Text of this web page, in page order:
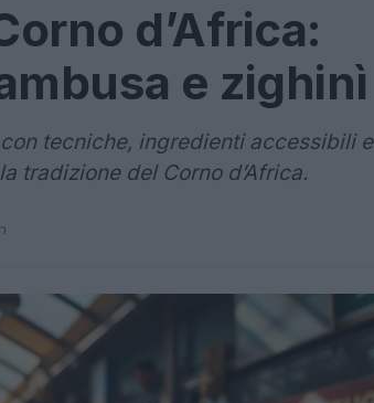
d’Africa:
e zighinì
tecniche, ingredienti accessibili e
tradizione del Corno d’Africa.